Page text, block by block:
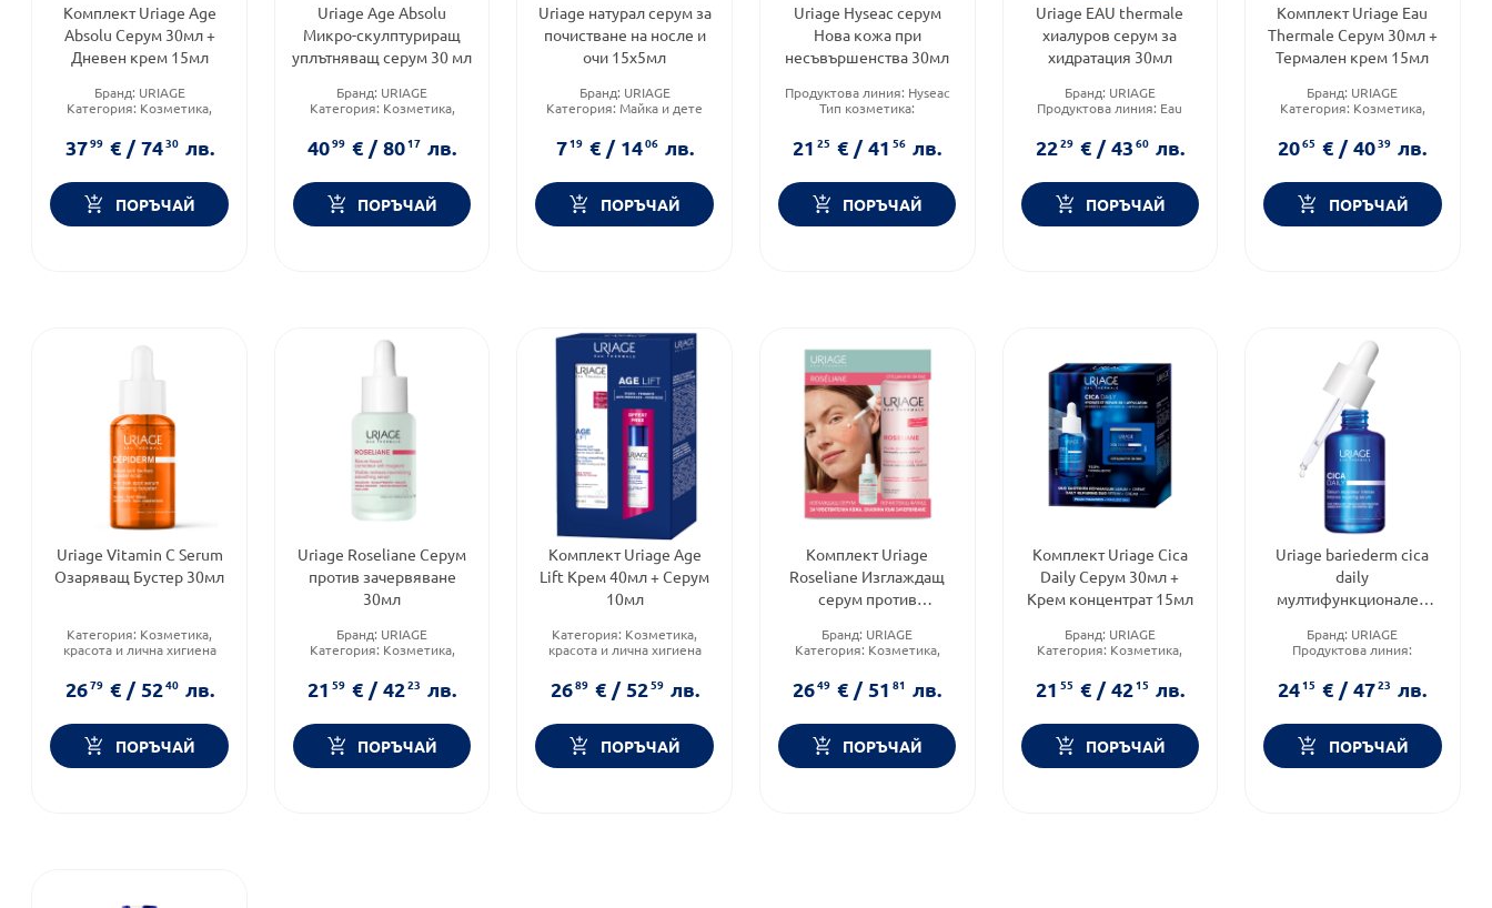
Комплект Uriage Age
Absolu Серум 30мл +
Дневен крем 15мл
Бранд: URIAGE
Категория: Козметика,
Форма на продукта:
комплект
3799 € / 7430 лв.
ПОРЪЧАЙ
Uriage Age Absolu
Микро-скулптуриращ
уплътняващ серум 30 мл
Бранд: URIAGE
Категория: Козметика,
Форма на продукта:
4099 € / 8017 лв.
ПОРЪЧАЙ
Uriage натурал серум за
почистване на носле и
очи 15х5мл
Бранд: URIAGE
Категория: Майка и дете
719 € / 1406 лв.
ПОРЪЧАЙ
Uriage Hyseac серум
Нова кожа при
несъвършенства 30мл
Продуктова линия: Hysеac
Тип козметика:
Форма на продукта:
2125 € / 4156 лв.
ПОРЪЧАЙ
Uriage EAU thermale
хиалуров серум за
хидратация 30мл
Бранд: URIAGE
Продуктова линия: Eau
Тип козметика:
Дермокозметика
2229 € / 4360 лв.
ПОРЪЧАЙ
Комплект Uriage Eau
Thermale Серум 30мл +
Термален крем 15мл
Бранд: URIAGE
Категория: Козметика,
Форма на продукта:
комплект
2065 € / 4039 лв.
ПОРЪЧАЙ
Uriage Vitamin C Serum
Озаряващ Бустер 30мл
Категория: Козметика,
красота и лична хигиена
Дермокозметика
Форма на продукта: серум
2679 € / 5240 лв.
ПОРЪЧАЙ
Uriage Roseliane Серум
против зачервяване
30мл
Бранд: URIAGE
Категория: Козметика,
Форма на продукта:
2159 € / 4223 лв.
ПОРЪЧАЙ
Комплект Uriage Age
Lift Крем 40мл + Серум
10мл
Категория: Козметика,
красота и лична хигиена
Дермокозметика
Форма на продукта:
2689 € / 5259 лв.
ПОРЪЧАЙ
Комплект Uriage
Roseliane Изглаждащ
серум против
Почистващ флуид
Бранд: URIAGE
Категория: Козметика,
Форма на продукта:
комплект
2649 € / 5181 лв.
ПОРЪЧАЙ
Комплект Uriage Cica
Daily Серум 30мл +
Крем концентрат 15мл
Бранд: URIAGE
Категория: Козметика,
Форма на продукта:
комплект
2155 € / 4215 лв.
ПОРЪЧАЙ
Uriage bariederm cica
daily
мултифункционален
Бранд: URIAGE
Продуктова линия:
Форма на продукта:
2415 € / 4723 лв.
ПОРЪЧАЙ